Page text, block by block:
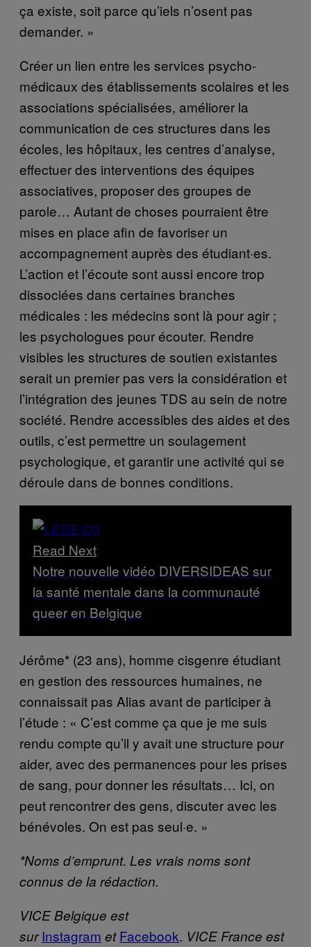
ça existe, soit parce qu’iels n’osent pas
demander. »
Créer un lien entre les services psycho-
médicaux des établissements scolaires et les
associations spécialisées, améliorer la
communication de ces structures dans les
écoles, les hôpitaux, les centres d’analyse,
effectuer des interventions des équipes
associatives, proposer des groupes de
parole… Autant de choses pourraient être
mises en place afin de favoriser un
accompagnement auprès des étudiant·es.
L’action et l’écoute sont aussi encore trop
dissociées dans certaines branches
médicales : les médecins sont là pour agir ;
les psychologues pour écouter. Rendre
visibles les structures de soutien existantes
serait un premier pas vers la considération et
l’intégration des jeunes TDS au sein de notre
société. Rendre accessibles des aides et des
outils, c’est permettre un soulagement
psychologique, et garantir une activité qui se
déroule dans de bonnes conditions.
Read Next
Notre nouvelle vidéo DIVERSIDEAS sur
la santé mentale dans la communauté
queer en Belgique
Jérôme* (23 ans), homme cisgenre étudiant
en gestion des ressources humaines, ne
connaissait pas Alias avant de participer à
l’étude : « C’est comme ça que je me suis
rendu compte qu’il y avait une structure pour
aider, avec des permanences pour les prises
de sang, pour donner les résultats… Ici, on
peut rencontrer des gens, discuter avec les
bénévoles. On est pas seul·e. »
*Noms d’emprunt. Les vrais noms sont
connus de la rédaction.
VICE Belgique est
sur Instagram et Facebook. VICE France est